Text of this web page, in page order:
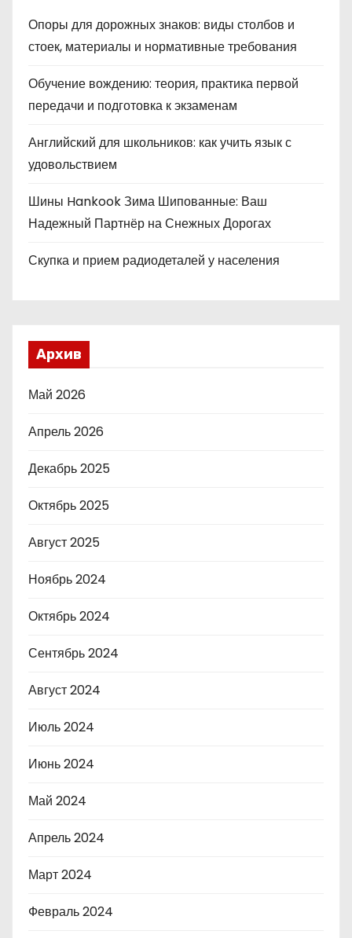
Опоры для дорожных знаков: виды столбов и
стоек, материалы и нормативные требования
Обучение вождению: теория, практика первой
передачи и подготовка к экзаменам
Английский для школьников: как учить язык с
удовольствием
Шины Hankook Зима Шипованные: Ваш
Надежный Партнёр на Снежных Дорогах
Скупка и прием радиодеталей у населения
Архив
Май 2026
Апрель 2026
Декабрь 2025
Октябрь 2025
Август 2025
Ноябрь 2024
Октябрь 2024
Сентябрь 2024
Август 2024
Июль 2024
Июнь 2024
Май 2024
Апрель 2024
Март 2024
Февраль 2024